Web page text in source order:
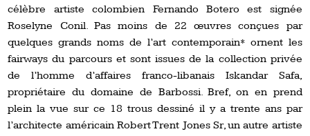
célèbre artiste colombien Fernando Botero est signée
Roselyne Conil. Pas moins de 22 œuvres conçues par
quelques grands noms de l’art contemporain* ornent les
fairways du parcours et sont issues de la collection privée
de l’homme d’affaires franco-libanais Iskandar Safa,
propriétaire du domaine de Barbossi. Bref, on en prend
plein la vue sur ce 18 trous dessiné il y a trente ans par
l’architecte américain Robert Trent Jones Sr, un autre artiste